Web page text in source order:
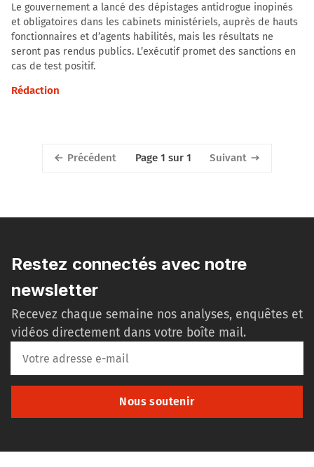
Le gouvernement a lancé des dépistages antidrogue inopinés
et obligatoires dans les cabinets ministériels, auprès de hauts
fonctionnaires et d’agents habilités, mais les résultats ne
seront pas rendus publics. L’exécutif promet des sanctions en
cas de test positif.
Rédaction
Précédent Page 1 sur 1 Suivant
Restez connectés avec notre
newsletter
Recevez chaque semaine nos analyses, enquêtes et
vidéos directement dans votre boîte mail.
Nous soutenir